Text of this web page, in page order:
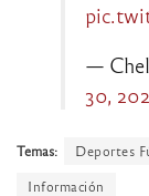
—
30,
Temas: Deportes
Información